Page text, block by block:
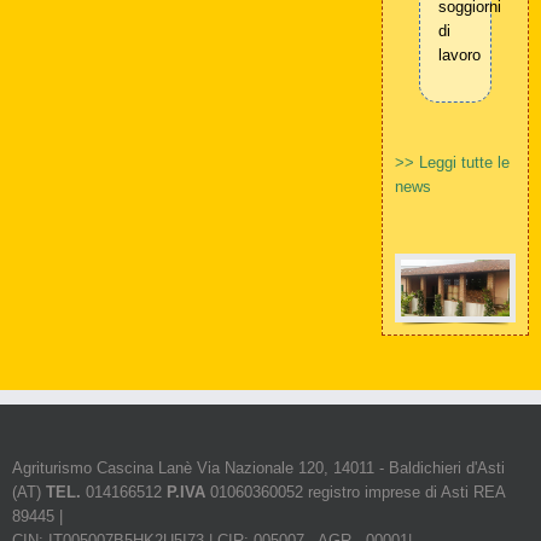
soggiorni
di
lavoro
>> Leggi tutte le
news
Agriturismo Cascina Lanè Via Nazionale 120, 14011 - Baldichieri d'Asti
(AT) TEL. 014166512 P.IVA 01060360052 registro imprese di Asti REA
89445 |